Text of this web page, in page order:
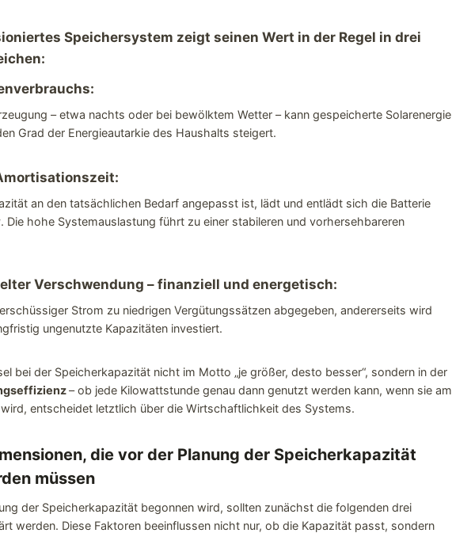
Speichersystem zeigt seinen Wert in der Regel in drei
– etwa nachts oder bei bewölktem Wetter – kann gespeicherte Solarenergie
Grad der Energieautarkie des Haushalts steigert.
an den tatsächlichen Bedarf angepasst ist, lädt und entlädt sich die Batterie
Die hohe Systemauslastung führt zu einer stabileren und vorhersehbareren
Verschwendung – finanziell und energetisch:
Strom zu niedrigen Vergütungssätzen abgegeben, andererseits wird
ungenutzte Kapazitäten investiert.
bei der Speicherkapazität nicht im Motto „je größer, desto besser“, sondern in der
– ob jede Kilowattstunde genau dann genutzt werden kann, wenn sie am
entscheidet letztlich über die Wirtschaftlichkeit des Systems.
die vor der Planung der Speicherkapazität
müssen
der Speicherkapazität begonnen wird, sollten zunächst die folgenden drei
werden. Diese Faktoren beeinflussen nicht nur, ob die Kapazität passt, sondern